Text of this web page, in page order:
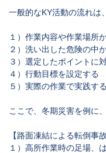
一般的なKY活動の流れは
１）作業内容や作業場所
２）洗い出した危険の中
３）選定したポイントに
４）行動目標を設定する
５）実際の作業で実践する
ここで、冬期災害を例に
【路面凍結による転倒事
１）高所作業時の足場、